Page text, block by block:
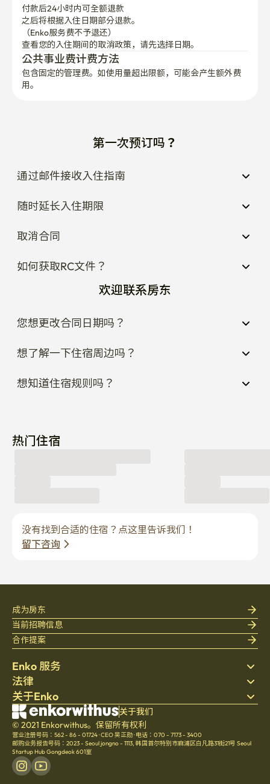
付款后24小时内可全额退款
之后将根据入住日期部分退款。
（Enko服务费不予退还）
查看您的入住期间的取消政策，请先选择日期。
公共事业费计费方法
包含固定的管理费。如使用量超出限额，可能会产生额外费
用。
第一次预订吗？
通过邮件接收入住指南
随时延长入住期限
取消合同
如何获取RC文件？
欢迎联系房东
您想更改合同日期吗？
想了解一下住宿周边吗？
想知道住宿规则吗？
热门住宿
没有找到合适的住宿？点这里告诉我们！
留下咨询
Enko 服务
搜索房源
床上用品
博客
帮助中心
法律
隐私政策
服务条款
取消与退款政策
关于Enko
公司介绍
招聘
文化
成为房东
当前招聘信息
合作提案
关于我们
© 2021 Enkorwithus。保留所有权利
营业注册号码：562 - 86 - 01724·CEO 吴正勋· 电话：070 - 7173 - 3400
邮购业务报告号码：2023 - Seoul jongno - 1113, 韩国首尔特别市麻浦区白凡路31街21号 Seoul
Startup Hub Gongdeok 601室